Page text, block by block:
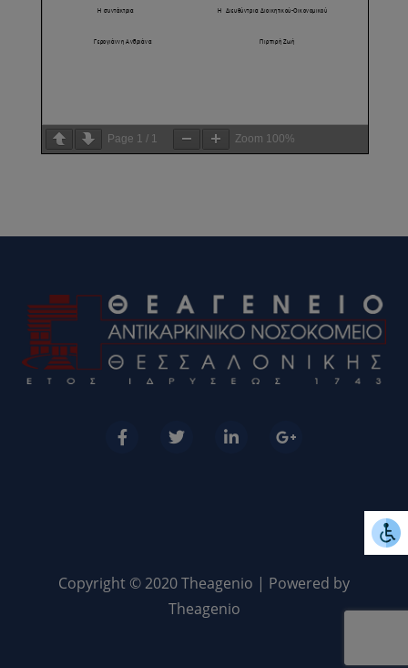
Page 1 / 1 Zoom 100%
Copyright © 2020 Theagenio | Powered by
Theagenio